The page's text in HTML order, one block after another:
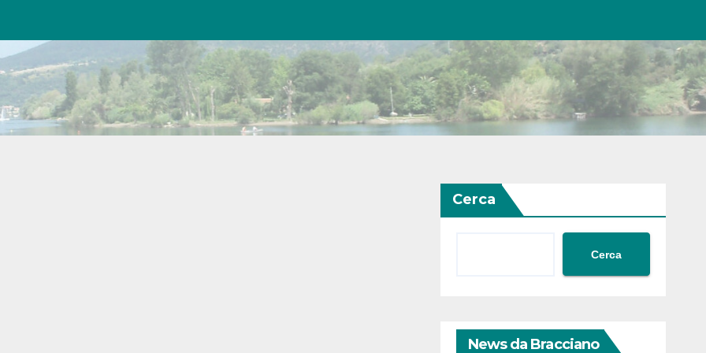
Cerca
Cerca
News da Bracciano